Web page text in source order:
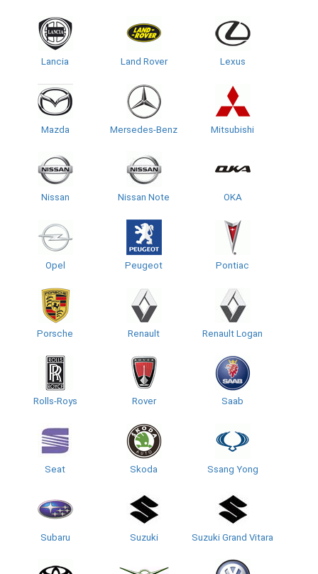
Lancia Land Rover Lexus
Mazda Mersedes-Benz Mitsubishi
Nissan Nissan Note OKA
Opel Peugeot Pontiac
Porsche Renault Renault Logan
Rolls-Roys Rover Saab
Seat Skoda Ssang Yong
Subaru Suzuki Suzuki Grand Vitara